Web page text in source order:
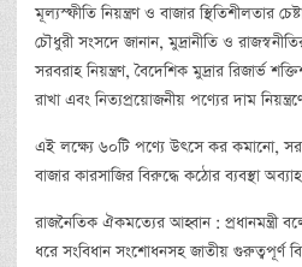
মূল্যস্ফীতি নিয়ন্ত্রণ ও বাজার স্থিতিশীলতার
চৌধুরী সংসদে জানান, মুদ্রানীতি ও
সরবরাহ নিয়ন্ত্রণ, বৈদেশিক মুদ্রার রিজার্ভ
রাখা এবং নিত্যপ্রয়োজনীয় পণ্যের দাম
এই লক্ষ্যে ৬০টি পণ্যে উৎসে কর কমানো,
বাজার কারসাজির বিরুদ্ধে কঠোর ব্যবস্থা
রাজনৈতিক ঐকমত্যের আহ্বান : প্রধানমন্ত্রী
ধরে সংবিধান সংশোধনসহ জাতীয়